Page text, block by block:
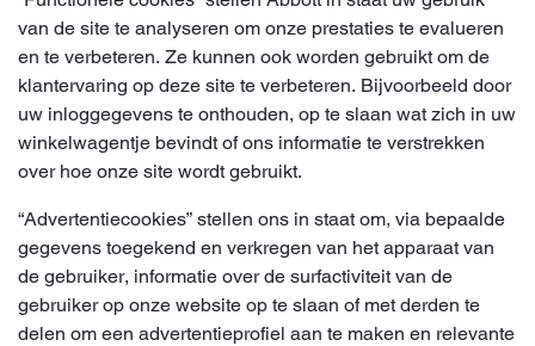
van de site te analyseren om onze prestaties te evalueren
en te verbeteren. Ze kunnen ook worden gebruikt om de
klantervaring op deze site te verbeteren. Bijvoorbeeld door
uw inloggegevens te onthouden, op te slaan wat zich in uw
winkelwagentje bevindt of ons informatie te verstrekken
over hoe onze site wordt gebruikt.
“Advertentiecookies” stellen ons in staat om, via bepaalde
gegevens toegekend en verkregen van het apparaat van
de gebruiker, informatie over de surfactiviteit van de
gebruiker op onze website op te slaan of met derden te
delen om een advertentieprofiel aan te maken en relevante